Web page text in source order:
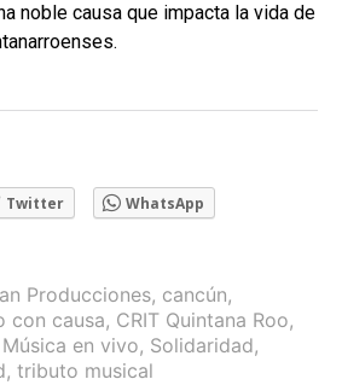
noble causa que impacta la vida de
Twitter WhatsApp
Producciones, cancún,
con causa, CRIT Quintana Roo,
Música en vivo, Solidaridad,
, tributo musical